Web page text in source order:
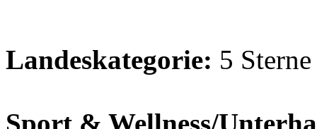
Landeskategorie: 5 Sterne
Sport & Wellness/